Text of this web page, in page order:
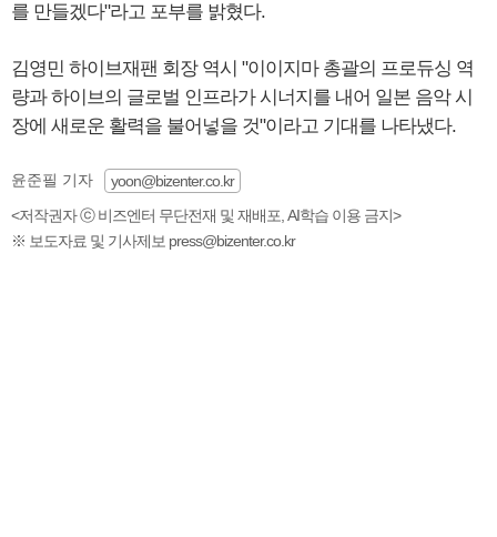
를 만들겠다"라고 포부를 밝혔다.
김영민 하이브재팬 회장 역시 "이이지마 총괄의 프로듀싱 역
량과 하이브의 글로벌 인프라가 시너지를 내어 일본 음악 시
장에 새로운 활력을 불어넣을 것"이라고 기대를 나타냈다.
윤준필 기자
yoon@bizenter.co.kr
<저작권자 ⓒ 비즈엔터 무단전재 및 재배포, AI학습 이용 금지>
※ 보도자료 및 기사제보 press@bizenter.co.kr